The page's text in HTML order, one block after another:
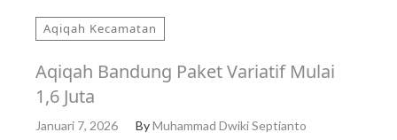
Aqiqah Kecamatan
Aqiqah Bandung Paket Variatif Mulai
1,6 Juta
Januari 7, 2026 ByMuhammad Dwiki Septianto